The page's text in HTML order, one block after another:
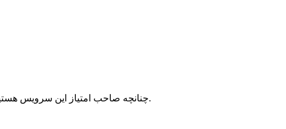
چنانچه صاحب امتیاز این سرویسبا شرکت سرورپارس تماس حاصل نمایید.